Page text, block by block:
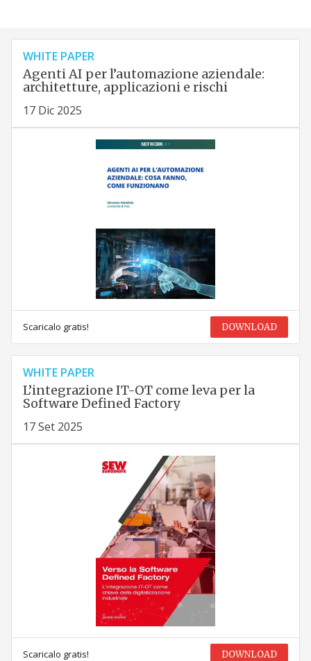
WHITE PAPER
Agenti AI per l’automazione aziendale:
architetture, applicazioni e rischi
17 Dic 2025
Scaricalo gratis! DOWNLOAD
WHITE PAPER
L’integrazione IT-OT come leva per la
Software Defined Factory
17 Set 2025
Scaricalo gratis! DOWNLOAD